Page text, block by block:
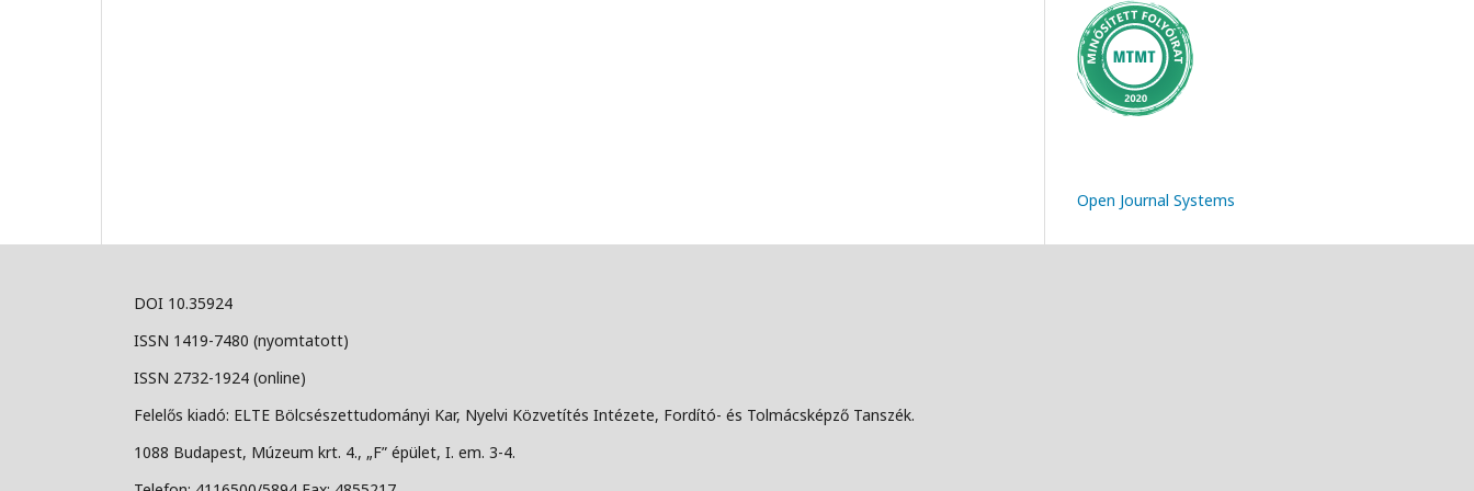
Open Journal Systems
DOI 10.35924
ISSN 1419-7480 (nyomtatott)
ISSN 2732-1924 (online)
Felelős kiadó: ELTE Bölcsészettudományi Kar, Nyelvi Közvetítés Intézete, Fordító- és Tolmácsképző Tanszék.
1088 Budapest, Múzeum krt. 4., „F” épület, I. em. 3-4.